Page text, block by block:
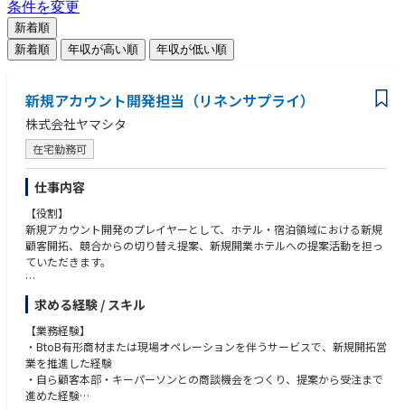
条件を変更
新着順
新着順
年収が高い順 年収が低い順
新規アカウント開発担当（リネンサプライ）
株式会社ヤマシタ
在宅勤務可
仕事内容
【役割】
新規アカウント開発のプレイヤーとして、ホテル・宿泊領域における新規
顧客開拓、競合からの切り替え提案、新規開業ホテルへの提案活動を担っ
ていただきます。
・3C×STPを用いてホテル・宿泊市場、顧客本部の意思決定構造、競合状
況を捉え、優先的に開拓すべきターゲットアカウントを見極める
・新規開業ホテル、既存ホテルチェーン本部、競合利用中の顧客に対し、
自ら商談機会を創出する
・顧客課題、価格、品質、供給体制、現場オペレーションを踏まえ、競合
からの切り替えにつながる提案ストーリーを設計する
・工場・物流・事務など社内関係部署と連携し、受注後の導入・安定供給
求める経験 / スキル
【業務経験】
・BtoB有形商材または現場オペレーションを伴うサービスで、新規開拓営
業を推進した経験
・自ら顧客本部・キーパーソンとの商談機会をつくり、提案から受注まで
進めた経験